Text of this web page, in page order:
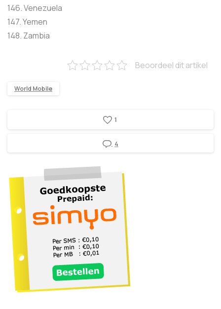
146. Venezuela
147. Yemen
148. Zambia
Beoordeel dit artikel
World Mobile
1
4